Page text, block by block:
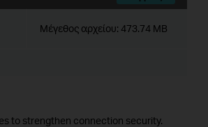
Μέγεθος αρχείου: 473.74 MB
to strengthen connection security.